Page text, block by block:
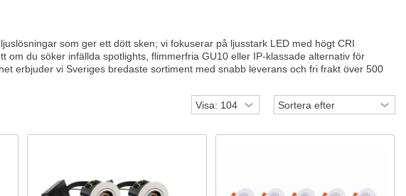
som ger ett dött sken; vi fokuserar på ljusstark LED med högt CRI
du söker infällda spotlights, flimmerfria GU10 eller IP-klassade alternativ för
erbjuder vi Sveriges bredaste sortiment med snabb leverans och fri frakt över 500